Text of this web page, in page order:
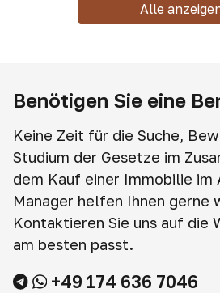
Alle
Benötigen Sie eine
Keine Zeit für die Suche,
Studium der Gesetze im
dem Kauf einer Immobilie im
Manager helfen Ihnen gerne
Kontaktieren Sie uns auf die
am besten passt.
+49 174 636 7046